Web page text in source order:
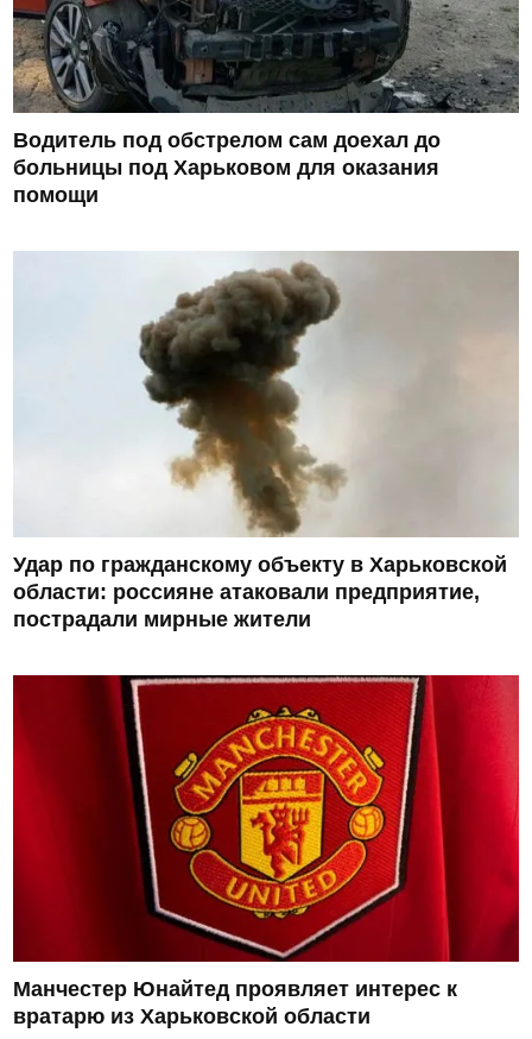
Водитель под обстрелом сам доехал до
больницы под Харьковом для оказания
помощи
Удар по гражданскому объекту в Харьковской
области: россияне атаковали предприятие,
пострадали мирные жители
Манчестер Юнайтед проявляет интерес к
вратарю из Харьковской области